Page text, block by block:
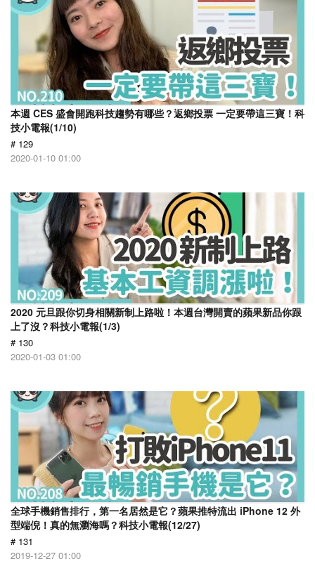
本週 CES 盛會開跑科技趨勢有哪些？返鄉投票 一定要帶這三寶！科
技小電報(1/10)
# 129
2020-01-10 01:00
2020 元旦跟你切身相關新制上路啦！本週台灣開賣的蘋果新品你跟
上了沒？科技小電報(1/3)
# 130
2020-01-03 01:00
全球手機銷售排行，第一名居然是它？蘋果推特流出 iPhone 12 外
型端倪！真的無瀏海嗎？科技小電報(12/27)
# 131
2019-12-27 01:00